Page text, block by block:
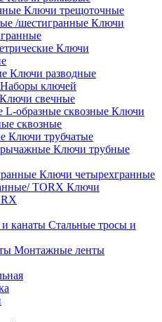
Ключи трещоточные
Ключи
Ключи
Ключи разводные
Наборы ключей
Ключи свечные
Ключи
сквозные
Ключи трубчатые
Ключи трубные
Ключи четырехгранные
Ключи
Стальные тросы и
Монтажные ленты